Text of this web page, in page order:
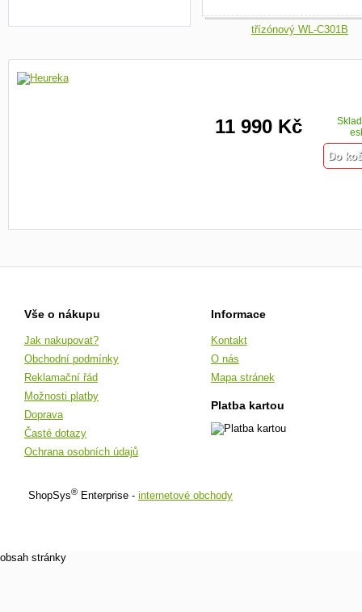
11 990 Kč
Vše o nákupu
Jak nakupovat?
Obchodní podmínky
Reklamační řád
Možnosti platby
Doprava
Časté dotazy
Ochrana osobních údajů
Informace
Kontakt
O nás
Mapa stránek
Platba kartou
ShopSys® Enterprise - internetové obchody
obsah stránky